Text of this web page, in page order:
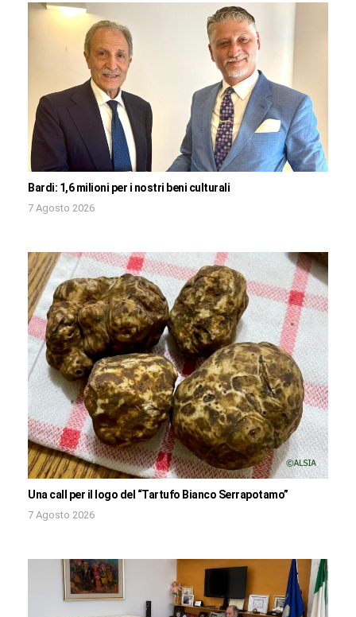
Bardi: 1,6 milioni per i nostri beni culturali
7 Agosto 2026
Una call per il logo del “Tartufo Bianco Serrapotamo”
7 Agosto 2026